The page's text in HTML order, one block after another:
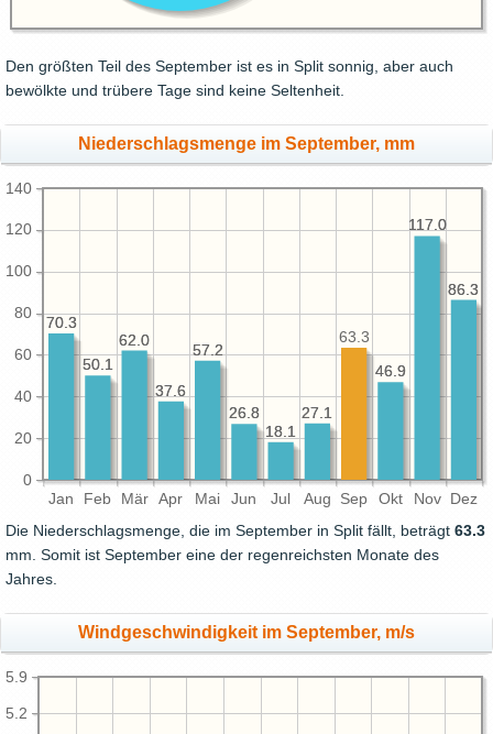
Den größten Teil des September ist es in Split sonnig, aber auch
bewölkte und trübere Tage sind keine Seltenheit.
Niederschlagsmenge im September, mm
Jan Feb Mär Apr Mai Jun Jul Aug Sep Okt Nov Dez
0
20
40
60
80
100
120
140
86.3
117.0
46.9
27.1
18.1
26.8
57.2
37.6
62.0
50.1
70.3
86.3
117.0
46.9
63.3
27.1
18.1
26.8
57.2
37.6
62.0
50.1
70.3
Die Niederschlagsmenge, die im September in Split fällt, beträgt 63.3
mm. Somit ist September eine der regenreichsten Monate des
Jahres.
Windgeschwindigkeit im September, m/s
5.2
5.9